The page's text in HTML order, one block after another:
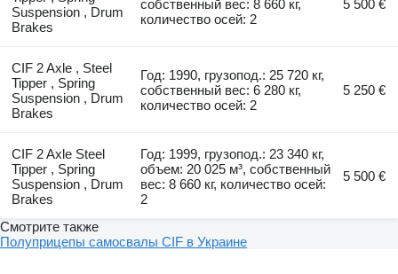
Suspension , Drum
Brakes
собственный вес: 8 660 кг,
количество осей: 2
5 500 €
CIF 2 Axle , Steel
Tipper , Spring
Suspension , Drum
Brakes
Год: 1990, грузопод.: 25 720 кг,
собственный вес: 6 280 кг,
количество осей: 2
5 250 €
CIF 2 Axle Steel
Tipper , Spring
Suspension , Drum
Brakes
Год: 1999, грузопод.: 23 340 кг,
объем: 20 025 м³, собственный
вес: 8 660 кг, количество осей:
2
5 500 €
Смотрите также
Полуприцепы самосвалы CIF в Украине